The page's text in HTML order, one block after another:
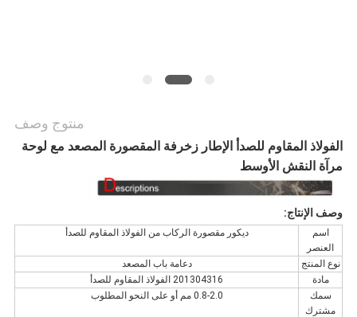
منتوج وصف
الفولاذ المقاوم للصدأ الإطار زخرفة المقصورة المصعد مع لوحة
مرآة النقش الأوسط
وصف الإنتاج:
اسم
العنصر
ديكور مقصورة الركاب من الفولاذ المقاوم للصدأ
نوع المنتج
دعامة باب المصعد
مادة
201304316 الفولاذ المقاوم للصدأ
سمك
مشترك
0.8-2.0 مم أو على النحو المطلوب